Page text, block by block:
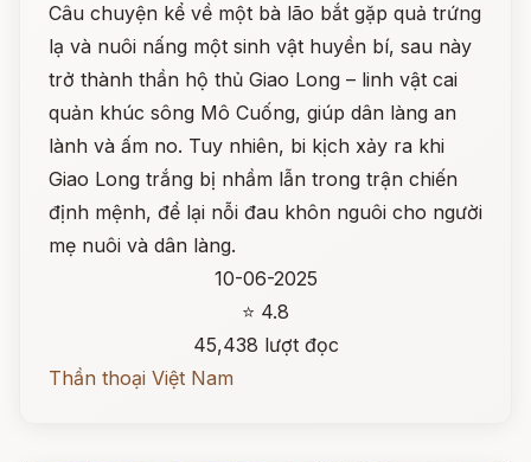
Câu chuyện kể về một bà lão bắt gặp quả trứng
lạ và nuôi nấng một sinh vật huyền bí, sau này
trở thành thần hộ thủ Giao Long – linh vật cai
quản khúc sông Mô Cuống, giúp dân làng an
lành và ấm no. Tuy nhiên, bi kịch xảy ra khi
Giao Long trắng bị nhầm lẫn trong trận chiến
định mệnh, để lại nỗi đau khôn nguôi cho người
mẹ nuôi và dân làng.
10-06-2025
⭐ 4.8
45,438 lượt đọc
Thần thoại Việt Nam